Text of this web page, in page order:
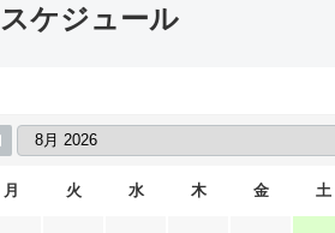
スケジュール
月 火 水 木 金 土